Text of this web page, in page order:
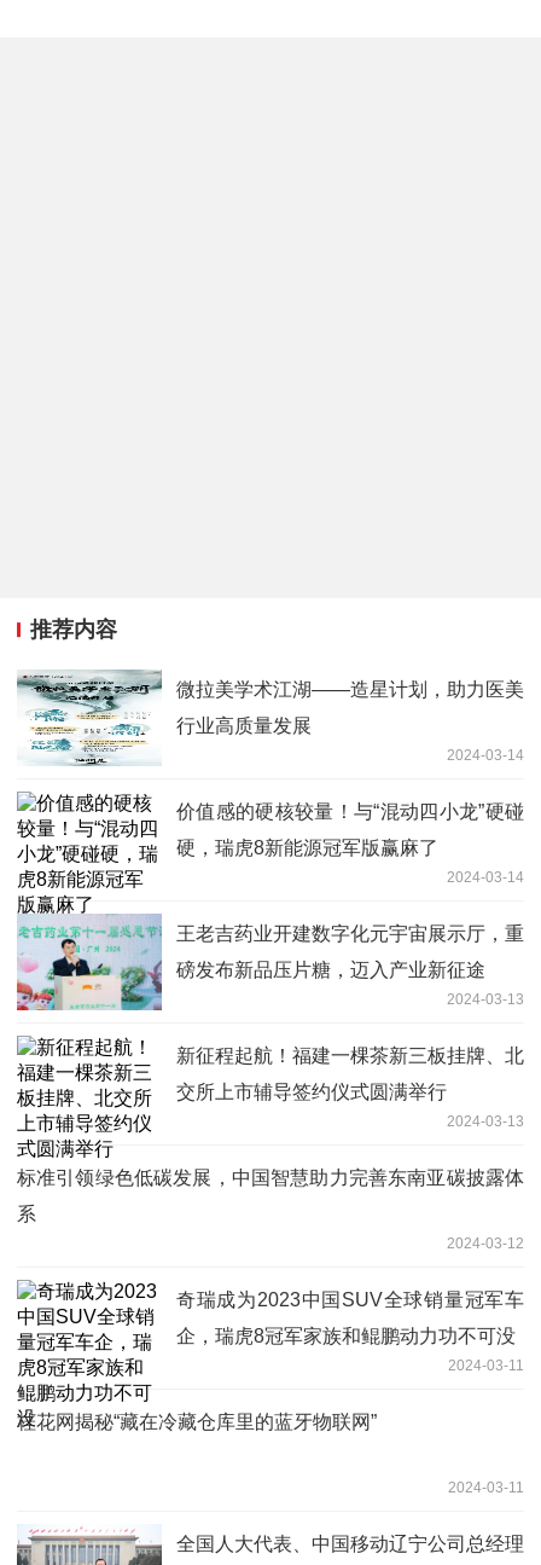
推荐内容
微拉美学术江湖——造星计划，助力医美
行业高质量发展
2024-03-14
价值感的硬核较量！与“混动四小龙”硬碰
硬，瑞虎8新能源冠军版赢麻了
2024-03-14
王老吉药业开建数字化元宇宙展示厅，重
磅发布新品压片糖，迈入产业新征途
2024-03-13
新征程起航！福建一棵茶新三板挂牌、北
交所上市辅导签约仪式圆满举行
2024-03-13
标准引领绿色低碳发展，中国智慧助力完善东南亚碳披露体
系
2024-03-12
奇瑞成为2023中国SUV全球销量冠军车
企，瑞虎8冠军家族和鲲鹏动力功不可没
2024-03-11
桂花网揭秘“藏在冷藏仓库里的蓝牙物联网”
2024-03-11
全国人大代表、中国移动辽宁公司总经理